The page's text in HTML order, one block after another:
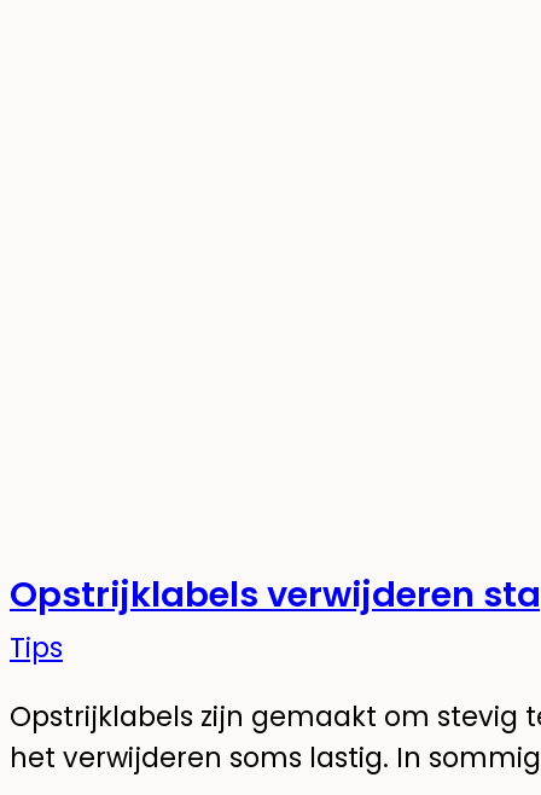
Opstrijklabels verwijderen
Tips
Opstrijklabels zijn gemaakt om stevig
het verwijderen soms lastig. In